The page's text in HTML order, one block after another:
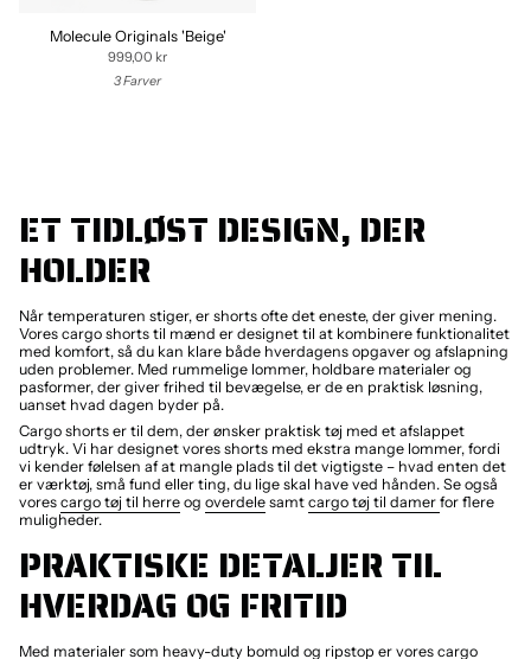
Molecule Originals 'Beige'
999,00 kr
3 Farver
ET TIDLØST DESIGN, DER
HOLDER
Når temperaturen stiger, er shorts ofte det eneste, der giver mening.
Vores cargo shorts til mænd er designet til at kombinere funktionalitet
med komfort, så du kan klare både hverdagens opgaver og afslapning
uden problemer. Med rummelige lommer, holdbare materialer og
pasformer, der giver frihed til bevægelse, er de en praktisk løsning,
uanset hvad dagen byder på.
Cargo shorts er til dem, der ønsker praktisk tøj med et afslappet
udtryk. Vi har designet vores shorts med ekstra mange lommer, fordi
vi kender følelsen af at mangle plads til det vigtigste – hvad enten det
er værktøj, små fund eller ting, du lige skal have ved hånden. Se også
vores cargo tøj til herre og overdele samt cargo tøj til damer for flere
muligheder.
PRAKTISKE DETALJER TIL
HVERDAG OG FRITID
Med materialer som heavy-duty bomuld og ripstop er vores cargo